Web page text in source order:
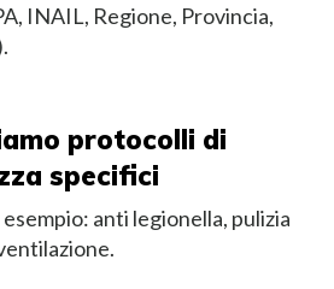
INAIL, Regione, Provincia,
protocolli di
specifici
esempio: anti legionella, pulizia